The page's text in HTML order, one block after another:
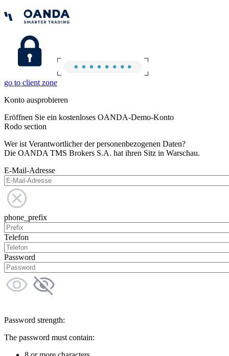
go to client zone
Konto ausprobieren
Eröffnen Sie ein kostenloses OANDA-Demo-Konto
Rodo section
Wer ist Verantwortlicher der personenbezogenen Daten?
Die OANDA TMS Brokers S.A. hat ihren Sitz in Warschau.
E-Mail-Adresse
phone_prefix
Telefon
Password
Password strength:
The password must contain: